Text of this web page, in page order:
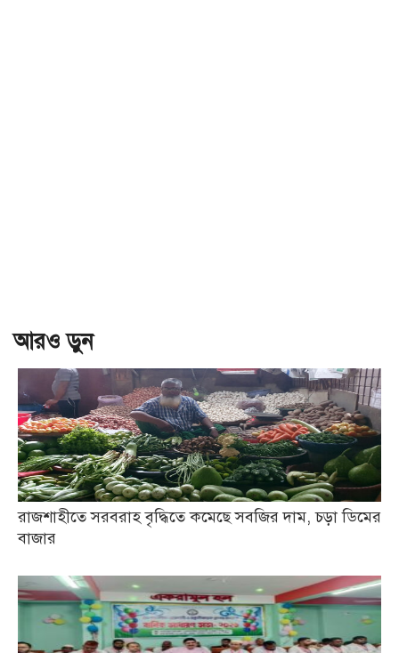
আরও ড়ুন
রাজশাহীতে সরবরাহ বৃদ্ধিতে কমেছে সবজির দাম, চড়া ডিমের
বাজার